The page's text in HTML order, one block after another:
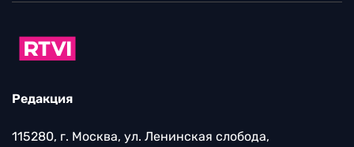
Редакция
115280, г. Москва, ул. Ленинская слобода,